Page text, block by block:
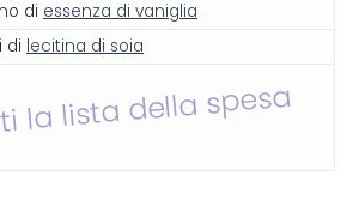
di essenza di vaniglia
di lecitina di soia
la lista della spesa